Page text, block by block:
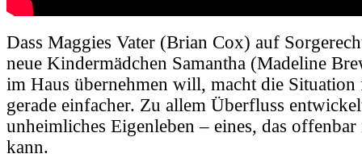
Dass Maggies Vater (Brian Cox) auf
neue Kindermädchen Samantha (Madeline
im Haus übernehmen will, macht die
gerade einfacher. Zu allem Überfluss
unheimliches Eigenleben – eines, das offenbar
kann.